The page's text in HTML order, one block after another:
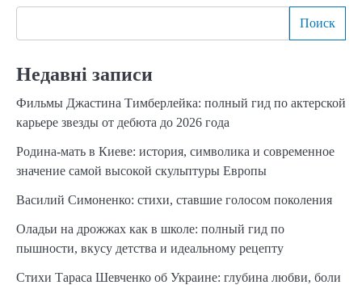
Поиск
Недавні записи
Фильмы Джастина Тимберлейка: полный гид по актерской
карьере звезды от дебюта до 2026 года
Родина-мать в Киеве: история, символика и современное
значение самой высокой скульптуры Европы
Василий Симоненко: стихи, ставшие голосом поколения
Оладьи на дрожжах как в школе: полный гид по
пышности, вкусу детства и идеальному рецепту
Стихи Тараса Шевченко об Украине: глубина любви, боли